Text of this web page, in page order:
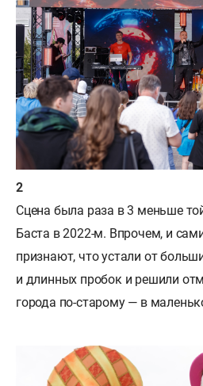
Сцена была раза в 3 меньше
Баста в 2022-м. Впрочем, и
признают, что устали от
и длинных пробок и решили
города по-старому — в